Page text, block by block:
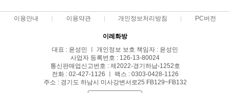
이용안내 이용약관 개인정보처리방침 PC버전
이레화방
대표 : 윤성민 ㅣ 개인정보 보호 책임자 : 윤성민
사업자 등록번호 : 126-13-80024
통신판매업신고번호 : 제2022-경기하남-1252호
전화 : 02-427-1126 ㅣ 팩스 : 0303-0428-1126
주소 : 경기도 하남시 미사강변서로25 FB129~FB132